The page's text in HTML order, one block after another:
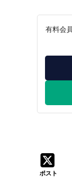
有料会
ポスト